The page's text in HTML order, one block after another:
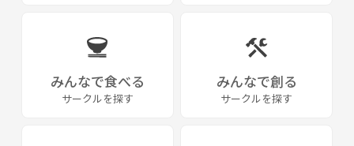
現状、市営の体育館の利用について２０名までの人数制限が設けられて
当面の間は予約頂いた方、かつ、先着順で参加人数制限を行います。
みんなで食べる
サークルを探す
みんなで創る
サークルを探す